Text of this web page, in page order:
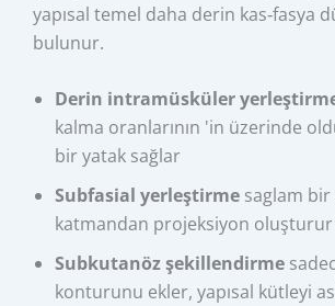
yapısal temel daha derin kas‑fasya
bulunur.
Derin intramüsküler
kalma oranlarının 'in üzerinde
bir yatak sağlar
Subfasial yerleştirme saglam
katmandan projeksiyon oluşturur
Subkutanöz şekillendirme
konturunu ekler, yapısal kütleyi